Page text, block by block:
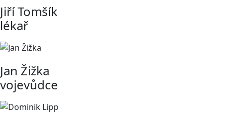
Jiří Tomšík
lékař
Jan Žižka
vojevůdce